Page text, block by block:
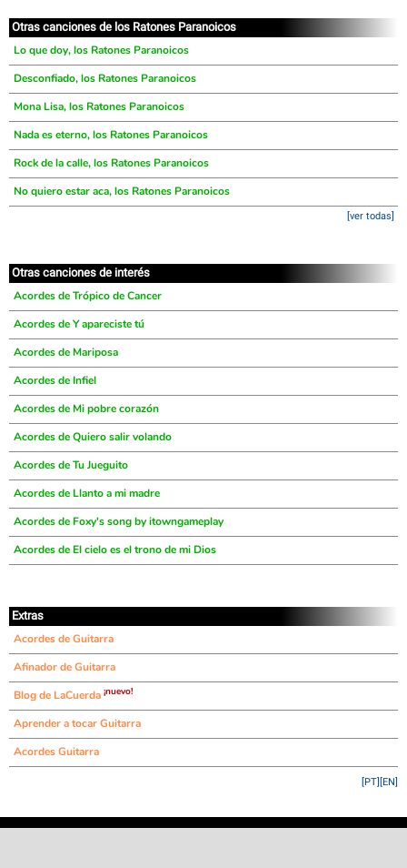
Otras canciones de los Ratones Paranoicos
Lo que doy, los Ratones Paranoicos
Desconfiado, los Ratones Paranoicos
Mona Lisa, los Ratones Paranoicos
Nada es eterno, los Ratones Paranoicos
Rock de la calle, los Ratones Paranoicos
No quiero estar aca, los Ratones Paranoicos
[ver todas]
Otras canciones de interés
Acordes de Trópico de Cancer
Acordes de Y apareciste tú
Acordes de Mariposa
Acordes de Infiel
Acordes de Mi pobre corazón
Acordes de Quiero salir volando
Acordes de Tu Jueguito
Acordes de Llanto a mi madre
Acordes de Foxy's song by itowngameplay
Acordes de El cielo es el trono de mi Dios
Extras
Acordes de Guitarra
Afinador de Guitarra
Blog de LaCuerda ¡nuevo!
Aprender a tocar Guitarra
Acordes Guitarra
[EN]
[PT]